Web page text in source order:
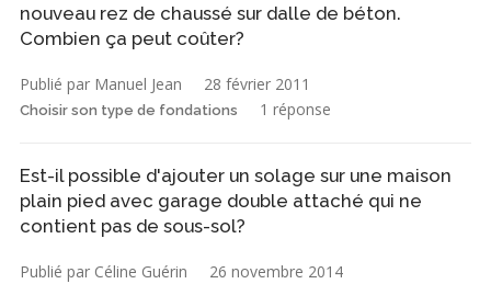
nouveau rez de chaussé sur dalle de béton.
Combien ça peut coûter?
Publié par Manuel Jean 28 février 2011
Choisir son type de fondations 1 réponse
Est-il possible d'ajouter un solage sur une maison
plain pied avec garage double attaché qui ne
contient pas de sous-sol?
Publié par Céline Guérin 26 novembre 2014